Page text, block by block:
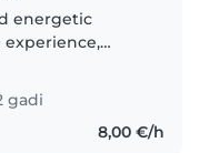
energetic
and
creative
music,
gadi
8,00 €/h